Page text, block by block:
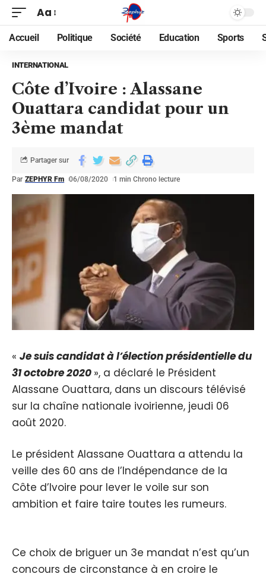
Aa
Accueil Politique Société Education Sports
INTERNATIONAL
Côte d’Ivoire : Alassane
Ouattara candidat pour un
3ème mandat
Par ZEPHYR Fm 06/08/2020 1 min Chrono lecture
Partager sur
« Je suis candidat à l’élection présidentielle du
31 octobre 2020 », a déclaré le Président
Alassane Ouattara, dans un discours télévisé
sur la chaîne nationale ivoirienne, jeudi 06
août 2020.
Le président Alassane Ouattara a attendu la
veille des 60 ans de l’Indépendance de la
Côte d’Ivoire pour lever le voile sur son
ambition et faire taire toutes les rumeurs.
Ce choix de briguer un 3e mandat n’est qu’un
concours de circonstance à en croire le